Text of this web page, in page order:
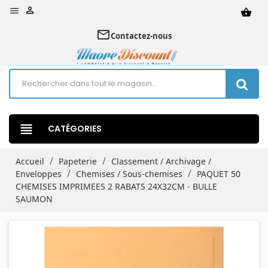
 shopping_basket

mail_outlineContactez-nous
view_headline CATÉGORIES
Accueil Papeterie
Classement / Archivage /
Enveloppes
Chemises / Sous-chemises
PAQUET 50
CHEMISES IMPRIMEES 2 RABATS 24X32CM - BULLE
SAUMON